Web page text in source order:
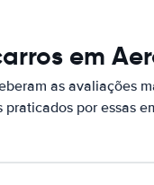
em
as avaliações
por essas